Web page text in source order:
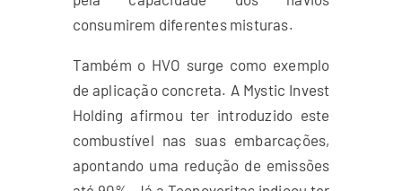
consumirem diferentes misturas.
Também o HVO surge como exemplo
de aplicação concreta. A Mystic Invest
Holding afirmou ter introduzido este
combustível nas suas embarcações,
apontando uma redução de emissões